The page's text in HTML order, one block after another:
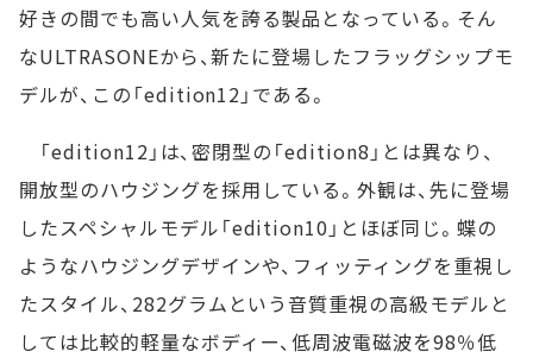
好きの間でも高い人気を誇る製品となっている。そん
なULTRASONEから、新たに登場したフラッグシップモ
デルが、この「edition12」である。
「edition12」は、密閉型の「edition8」とは異なり、
開放型のハウジングを採用している。外観は、先に登場
したスペシャルモデル「edition10」とほぼ同じ。蝶の
ようなハウジングデザインや、フィッティングを重視し
たスタイル、282グラムという音質重視の高級モデルと
しては比較的軽量なボディー、低周波電磁波を98％低